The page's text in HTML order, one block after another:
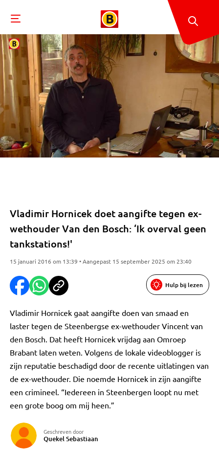
Vladimir Hornicek doet aangifte tegen ex-
wethouder Van den Bosch: ‘Ik overval geen
tankstations!'
15 januari 2016 om 13:39 • Aangepast 15 september 2025 om 23:40
Hulp bij lezen
Vladimir Hornicek gaat aangifte doen van smaad en
laster tegen de Steenbergse ex-wethouder Vincent van
den Bosch. Dat heeft Hornicek vrijdag aan Omroep
Brabant laten weten. Volgens de lokale videoblogger is
zijn reputatie beschadigd door de recente uitlatingen van
de ex-wethouder. Die noemde Hornicek in zijn aangifte
een crimineel. “Iedereen in Steenbergen loopt nu met
een grote boog om mij heen.”
Geschreven door
Quekel Sebastiaan